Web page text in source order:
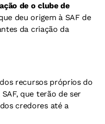
de o clube de
deu origem à SAF de
da criação da
recursos próprios do
que terão de ser
credores até a